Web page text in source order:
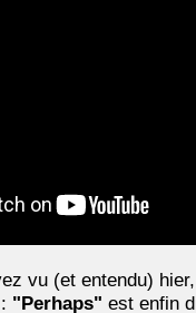
vu (et entendu)
"Perhaps" est enfin